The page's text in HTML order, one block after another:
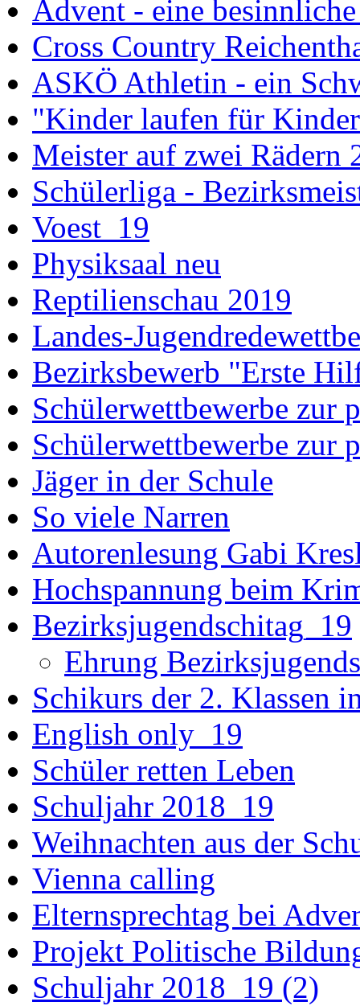
Advent - eine
Cross Country
ASKÖ Athletin - ein
"Kinder laufen für
Meister auf zwei Rädern
Schülerliga -
Voest_19
Physiksaal neu
Reptilienschau 2019
Landes-
Bezirksbewerb "Erste
Schülerwettbewerbe zur
Schülerwettbewerbe zur
Jäger in der Schule
So viele Narren
Autorenlesung Gabi
Hochspannung beim
Bezirksjugendschitag_19
Ehrung
Schikurs der 2. Klassen
English only_19
Schüler retten Leben
Schuljahr 2018_19
Weihnachten aus der
Vienna calling
Elternsprechtag bei
Projekt Politische
Schuljahr 2018_19 (2)